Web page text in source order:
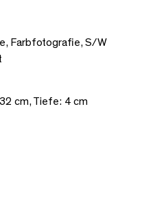
Farbfotografie, S/W
cm, Tiefe: 4 cm